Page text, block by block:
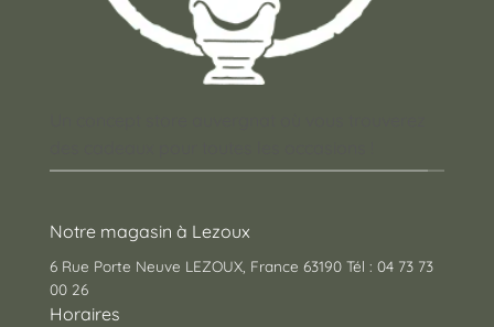
Notre magasin à Lezoux
6 Rue Porte Neuve LEZOUX, France 63190 Tél : 04 73 73
00 26
Horaires